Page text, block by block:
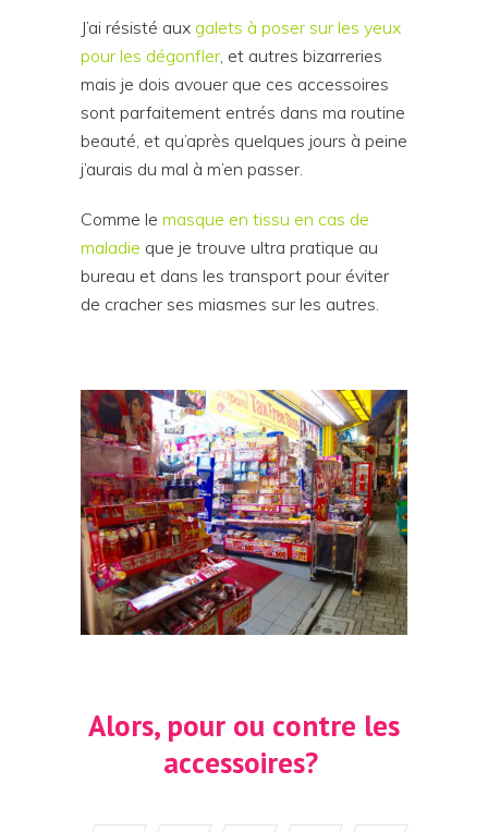
J’ai résisté aux galets à poser sur les yeux
pour les dégonfler, et autres bizarreries
mais je dois avouer que ces accessoires
sont parfaitement entrés dans ma routine
beauté, et qu’après quelques jours à peine
j’aurais du mal à m’en passer.
Comme le masque en tissu en cas de
maladie que je trouve ultra pratique au
bureau et dans les transport pour éviter
de cracher ses miasmes sur les autres.
Alors, pour ou contre les
accessoires?